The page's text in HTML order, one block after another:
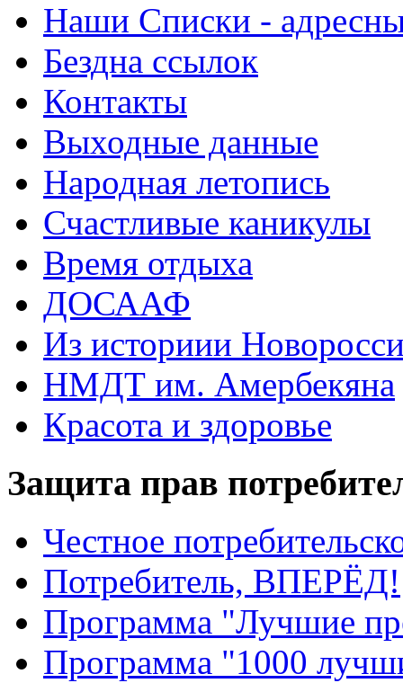
Наши Списки -
Бездна ссылок
Контакты
Выходные данные
Народная летопись
Счастливые каникулы
Время отдыха
ДОСААФ
Из историии
НМДТ им. Амербекяна
Красота и здоровье
Защита прав
Честное
Потребитель, ВПЕРЁД!
Программа "Лучшие
Программа "1000